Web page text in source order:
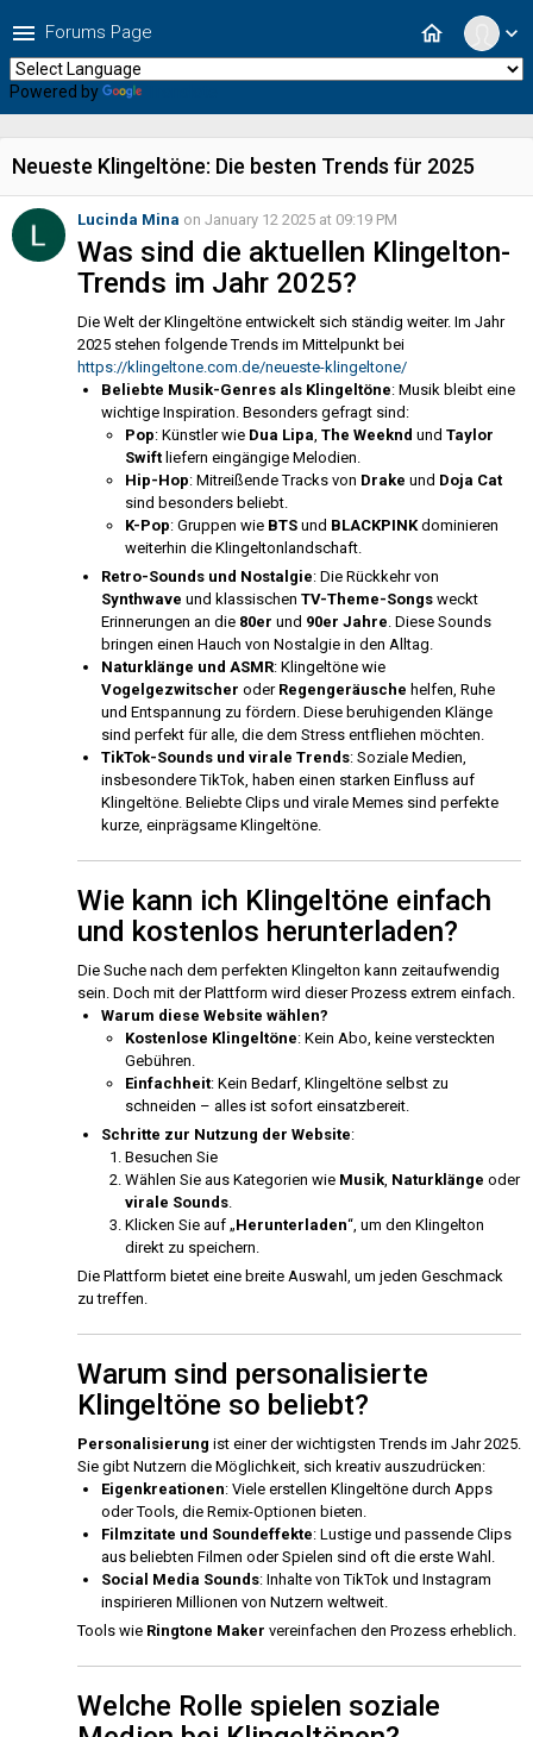
expand_more
home
menu Forums Page
Powered by
Neueste Klingeltöne: Die besten Trends für 2025
Lucinda Mina on January 12 2025 at 09:19 PM
Was sind die aktuellen Klingelton-
Trends im Jahr 2025?
Die Welt der Klingeltöne entwickelt sich ständig weiter. Im Jahr
2025 stehen folgende Trends im Mittelpunkt bei
https://klingeltone.com.de/neueste-klingeltone/
Beliebte Musik-Genres als Klingeltöne: Musik bleibt eine
wichtige Inspiration. Besonders gefragt sind:
Pop: Künstler wie Dua Lipa, The Weeknd und Taylor
Swift liefern eingängige Melodien.
Hip-Hop: Mitreißende Tracks von Drake und Doja Cat
sind besonders beliebt.
K-Pop: Gruppen wie BTS und BLACKPINKdominieren
weiterhin die Klingeltonlandschaft.
Retro-Sounds und Nostalgie: Die Rückkehr von
Synthwave und klassischen TV-Theme-Songs weckt
Erinnerungen an die 80er und 90er Jahre. Diese Sounds
bringen einen Hauch von Nostalgie in den Alltag.
Naturklänge und ASMR: Klingeltöne wie
Vogelgezwitscher oder Regengeräusche helfen, Ruhe
und Entspannung zu fördern. Diese beruhigenden Klänge
sind perfekt für alle, die dem Stress entfliehen möchten.
TikTok-Sounds und virale Trends: Soziale Medien,
insbesondere TikTok, haben einen starken Einfluss auf
Klingeltöne. Beliebte Clips und virale Memes sind perfekte
kurze, einprägsame Klingeltöne.
Wie kann ich Klingeltöne einfach
und kostenlos herunterladen?
Die Suche nach dem perfekten Klingelton kann zeitaufwendig
sein. Doch mit der Plattform wird dieser Prozess extrem einfach.
Warum diese Website wählen?
Kostenlose Klingeltöne: Kein Abo, keine versteckten
Gebühren.
Einfachheit: Kein Bedarf, Klingeltöne selbst zu
schneiden – alles ist sofort einsatzbereit.
Schritte zur Nutzung der Website:
Besuchen Sie
Wählen Sie aus Kategorien wie Musik, Naturklänge oder
virale Sounds.
Klicken Sie auf „Herunterladen“, um den Klingelton
direkt zu speichern.
Die Plattform bietet eine breite Auswahl, um jeden Geschmack
zu treffen.
Warum sind personalisierte
Klingeltöne so beliebt?
Personalisierung ist einer der wichtigsten Trends im Jahr 2025.
Sie gibt Nutzern die Möglichkeit, sich kreativ auszudrücken:
Eigenkreationen: Viele erstellen Klingeltöne durch Apps
oder Tools, die Remix-Optionen bieten.
Filmzitate und Soundeffekte: Lustige und passende Clips
aus beliebten Filmen oder Spielen sind oft die erste Wahl.
Social Media Sounds: Inhalte von TikTok und Instagram
inspirieren Millionen von Nutzern weltweit.
Tools wie Ringtone Maker vereinfachen den Prozess erheblich.
Welche Rolle spielen soziale